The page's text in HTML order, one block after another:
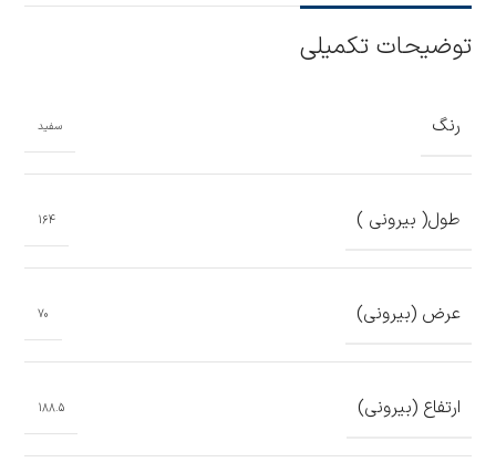
توضیحات تکمیلی
رنگ سفید
طول( بیرونی ) 164
عرض (بیرونی) 70
ارتفاع (بیرونی) 188.5